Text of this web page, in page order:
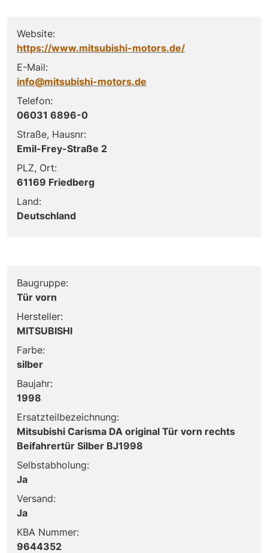
Website:
https://www.mitsubishi-motors.de/
E-Mail:
info@mitsubishi-motors.de
Telefon:
06031 6896-0
Straße, Hausnr:
Emil-Frey-Straße 2
PLZ, Ort:
61169 Friedberg
Land:
Deutschland
Baugruppe:
Tür vorn
Hersteller:
MITSUBISHI
Farbe:
silber
Baujahr:
1998
Ersatzteilbezeichnung:
Mitsubishi Carisma DA original Tür vorn rechts
Beifahrertür Silber BJ1998
Selbstabholung:
Ja
Versand:
Ja
KBA Nummer:
9644352